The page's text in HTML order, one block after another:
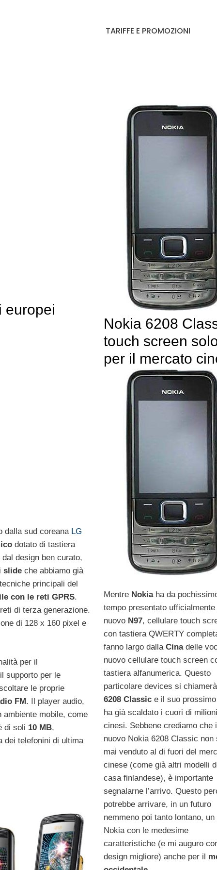
TARIFFE E PROMOZIONI
europei
dalla sud coreana LG
dotato di tastiera
design ben curato,
slide che abbiamo già
principali del
con le reti GPRS.
di terza generazione.
di 128 x 160 pixel e
per il
supporto per le
le proprie
FM. Il player audio,
mobile, come
di soli 10 MB,
dei telefonini di ultima
Nokia 6208
touch screen
per il mercato
Mentre Nokiaha da
tempo presentato ufficialmente
nuovo N97, cellulare touch
con tastiera QWERTY
fanno largo dalla Cinadelle
nuovo cellulare touch screen
tastiera alfanumerica. Questo
particolare devices si
6208 Classice il suo
ha già scaldato i cuori di
cinesi. Sebbene crediamo che
nuovo Nokia 6208 Classic non
mai venduto al di fuori del
cinese (come già altri modelli
casa finlandese), è importante
segnalarne l’arrivo. Questo
potrebbe arrivare, in un futuro
nemmeno poi tanto lontano, un
Nokia con le medesime
caratteristiche (e mi auguro
design migliore) anche per il